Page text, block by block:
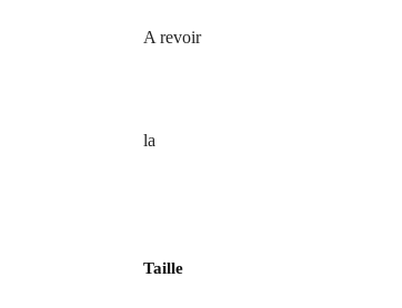
A revoir
la
Taille